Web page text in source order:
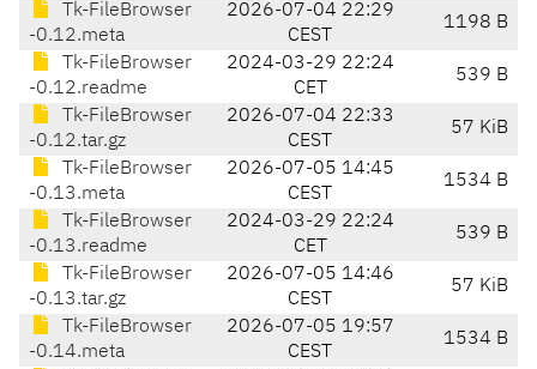
Tk-FileBrowser
-0.12.meta
2026-07-04 22:29
CEST
1198 B
Tk-FileBrowser
-0.12.readme
2024-03-29 22:24
CET
539 B
Tk-FileBrowser
-0.12.tar.gz
2026-07-04 22:33
CEST
57 KiB
Tk-FileBrowser
-0.13.meta
2026-07-05 14:45
CEST
1534 B
Tk-FileBrowser
-0.13.readme
2024-03-29 22:24
CET
539 B
Tk-FileBrowser
-0.13.tar.gz
2026-07-05 14:46
CEST
57 KiB
Tk-FileBrowser
-0.14.meta
2026-07-05 19:57
CEST
1534 B